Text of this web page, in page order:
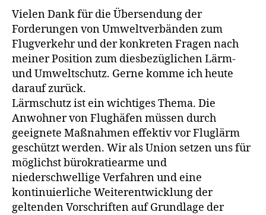
Vielen Dank für die Übersendung der
Forderungen von Umweltverbänden zum
Flugverkehr und der konkreten Fragen nach
meiner Position zum diesbezüglichen Lärm-
und Umweltschutz. Gerne komme ich heute
darauf zurück.
Lärmschutz ist ein wichtiges Thema. Die
Anwohner von Flughäfen müssen durch
geeignete Maßnahmen effektiv vor Fluglärm
geschützt werden. Wir als Union setzen uns für
möglichst bürokratiearme und
niederschwellige Verfahren und eine
kontinuierliche Weiterentwicklung der
geltenden Vorschriften auf Grundlage der